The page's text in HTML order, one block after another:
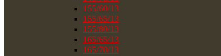
155/60/13
155/65/13
155/80/13
165/65/13
165/70/13